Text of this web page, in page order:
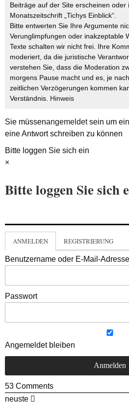
Beiträge auf der Site erscheinen oder
Monatszeitschrift „Tichys Einblick“.
Bitte entwerten Sie Ihre Argumente
Verunglimpfungen oder inakzeptable
Texte schalten wir nicht frei. Ihre
moderiert, da die juristische
verstehen Sie, dass die Moderation
morgens Pause macht und es, je
zeitlichen Verzögerungen kommen
Verständnis. Hinweis
Sie müssenangemeldetsein um
eine Antwort schreiben zu können
Bitte loggen Sie sich ein
×
Bitte loggen Sie sich
ANMELDEN REGISTRIERUNG
Benutzername oder E-Mail-Adresse
Passwort
Angemeldet bleiben
53 Comments
neuste